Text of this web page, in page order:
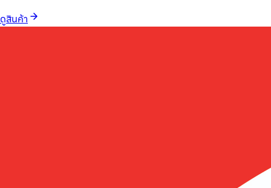
ดูสินค้า